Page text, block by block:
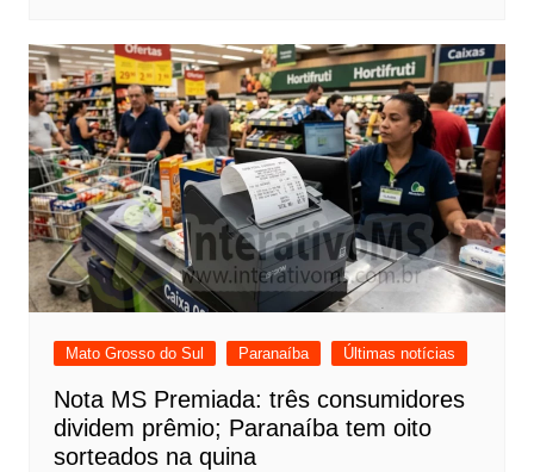
Mato Grosso do Sul Paranaíba Últimas notícias
Nota MS Premiada: três consumidores
dividem prêmio; Paranaíba tem oito
sorteados na quina